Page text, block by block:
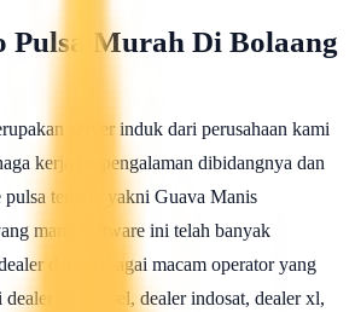
Pulsa Murah Di Bolaang
server induk dari perusahaan kami
kerja berpengalaman dibidangnya dan
pulsa terbaik yakni Guava Manis
mana software ini telah banyak
dari berbagai macam operator yang
dealer telkomsel, dealer indosat, dealer xl,